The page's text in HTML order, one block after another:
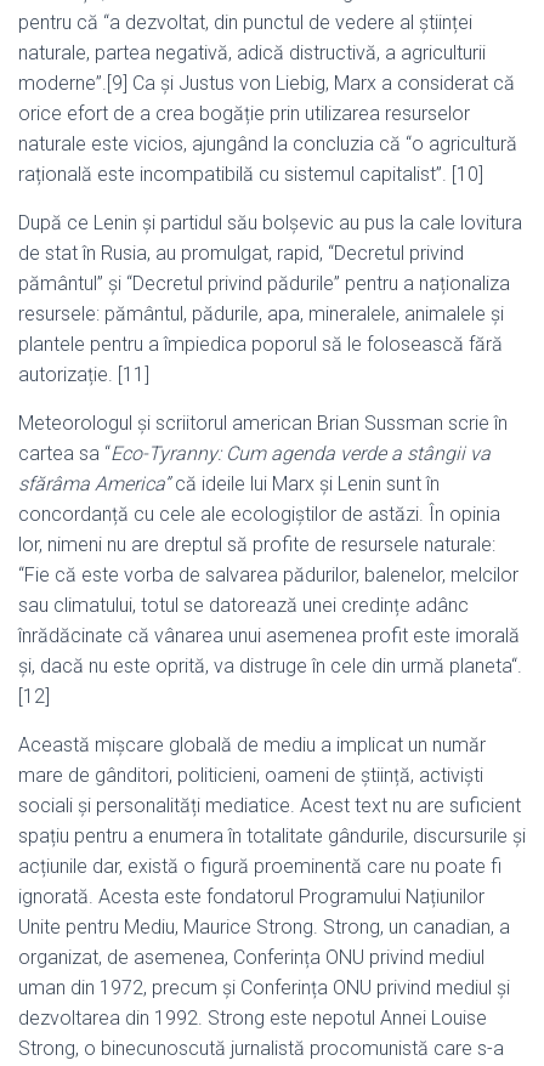
pentru că “a dezvoltat, din punctul de vedere al științei
naturale, partea negativă, adică distructivă, a agriculturii
moderne”.[9] Ca și Justus von Liebig, Marx a considerat că
orice efort de a crea bogăție prin utilizarea resurselor
naturale este vicios, ajungând la concluzia că “o agricultură
rațională este incompatibilă cu sistemul capitalist”. [10]
După ce Lenin și partidul său bolșevic au pus la cale lovitura
de stat în Rusia, au promulgat, rapid, “Decretul privind
pământul” și “Decretul privind pădurile” pentru a naționaliza
resursele: pământul, pădurile, apa, mineralele, animalele și
plantele pentru a împiedica poporul să le folosească fără
autorizație. [11]
Meteorologul și scriitorul american Brian Sussman scrie în
cartea sa “Eco-Tyranny: Cum agenda verde a stângii va
sfărâma America”că ideile lui Marx și Lenin sunt în
concordanță cu cele ale ecologiștilor de astăzi. În opinia
lor, nimeni nu are dreptul să profite de resursele naturale:
“Fie că este vorba de salvarea pădurilor, balenelor, melcilor
sau climatului, totul se datorează unei credințe adânc
înrădăcinate că vânarea unui asemenea profit este imorală
și, dacă nu este oprită, va distruge în cele din urmă planeta“.
[12]
Această mișcare globală de mediu a implicat un număr
mare de gânditori, politicieni, oameni de știință, activiști
sociali și personalități mediatice. Acest text nu are suficient
spațiu pentru a enumera în totalitate gândurile, discursurile și
acțiunile dar, există o figură proeminentă care nu poate fi
ignorată. Acesta este fondatorul Programului Națiunilor
Unite pentru Mediu, Maurice Strong. Strong, un canadian, a
organizat, de asemenea, Conferința ONU privind mediul
uman din 1972, precum și Conferința ONU privind mediul și
dezvoltarea din 1992. Strong este nepotul Annei Louise
Strong, o binecunoscută jurnalistă procomunistă care s-a